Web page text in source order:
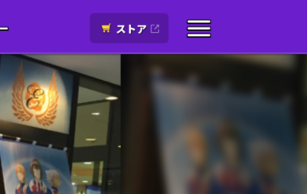
ストア